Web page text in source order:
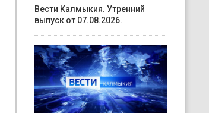
Вести Калмыкия. Утренний
выпуск от 07.08.2026.